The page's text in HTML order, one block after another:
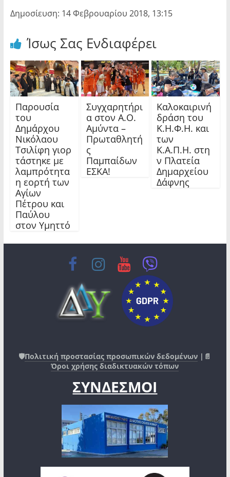
Δημοσίευση: 14 Φεβρουαρίου 2018, 13:15
Ίσως Σας Ενδιαφέρει
Παρουσία
του
Δημάρχου
Νικόλαου
Τσιλίφη γιορ
τάστηκε με
λαμπρότητα
η εορτή των
Αγίων
Πέτρου και
Παύλου
στον Υμηττό
Συγχαρητήρι
α στον Α.Ο.
Αμύντα –
Πρωταθλητή
ς
Παμπαίδων
ΕΣΚΑ!
Καλοκαιρινή
δράση του
Κ.Η.Φ.Η. και
των
Κ.Α.Π.Η. στη
ν Πλατεία
Δημαρχείου
Δάφνης
🛡️Πολιτική προστασίας προσωπικών δεδομένων |📄
Όροι χρήσης διαδικτυακών τόπων
ΣΥΝΔΕΣΜΟΙ